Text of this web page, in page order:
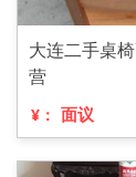
大连二手桌
营
¥： 面议